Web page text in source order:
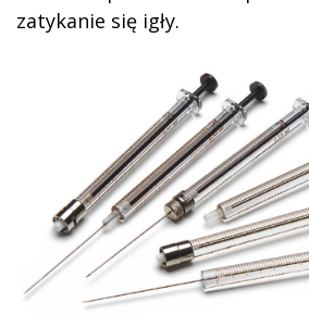
zatykanie się igły.